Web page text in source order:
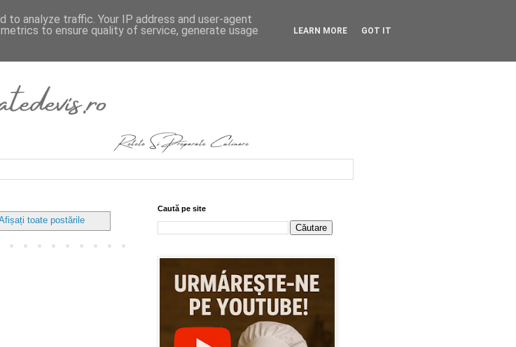
toate postările
Caută pe site
analyze traffic. Your IP address and user-agent
to ensure quality of service, generate usage
LEARN MORE GOT IT